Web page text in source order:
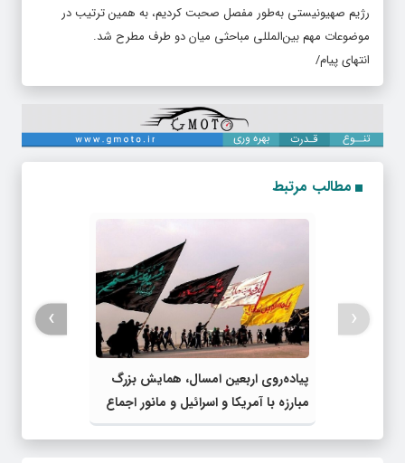
رژیم صهیونیستی به‌طور مفصل صحبت کردیم، به همین ترتیب در
موضوعات مهم بین‌المللی مباحثی میان دو طرف مطرح شد.
انتهای پیام/
مطالب مرتبط
پیاده‌روی اربعین امسال، همایش بزرگ
مبارزه با آمریکا و اسرائیل و مانور اجماع
جبهه مقاومت و ملت‌های آزادی‌خواه در
‹
›